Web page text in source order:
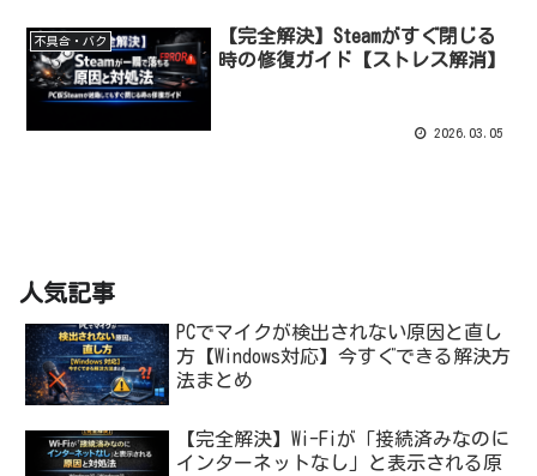
不具合・バク
【完全解決】Steamがすぐ閉じる
時の修復ガイド【ストレス解消】
2026.03.05
人気記事
PCでマイクが検出されない原因と直し
方【Windows対応】今すぐできる解決方
法まとめ
【完全解決】Wi-Fiが「接続済みなのに
インターネットなし」と表示される原